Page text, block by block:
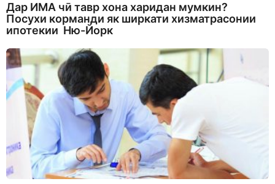
Дар ИМА чӣ тавр хона харидан мумкин?
Посухи корманди як ширкати хизматрасонии
ипотекии Ню-Йорк